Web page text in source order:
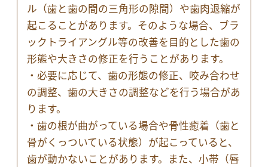
ル（歯と歯の間の三角形の隙間）や歯肉退縮が
起こることがあります。そのような場合、ブラ
ックトライアングル等の改善を目的とした歯の
形態や大きさの修正を行うことがあります。
・必要に応じて、歯の形態の修正、咬み合わせ
の調整、歯の大きさの調整などを行う場合があ
ります。
・歯の根が曲がっている場合や骨性癒着（歯と
骨がくっついている状態）が起こっていると、
歯が動かないことがあります。また、小帯（唇